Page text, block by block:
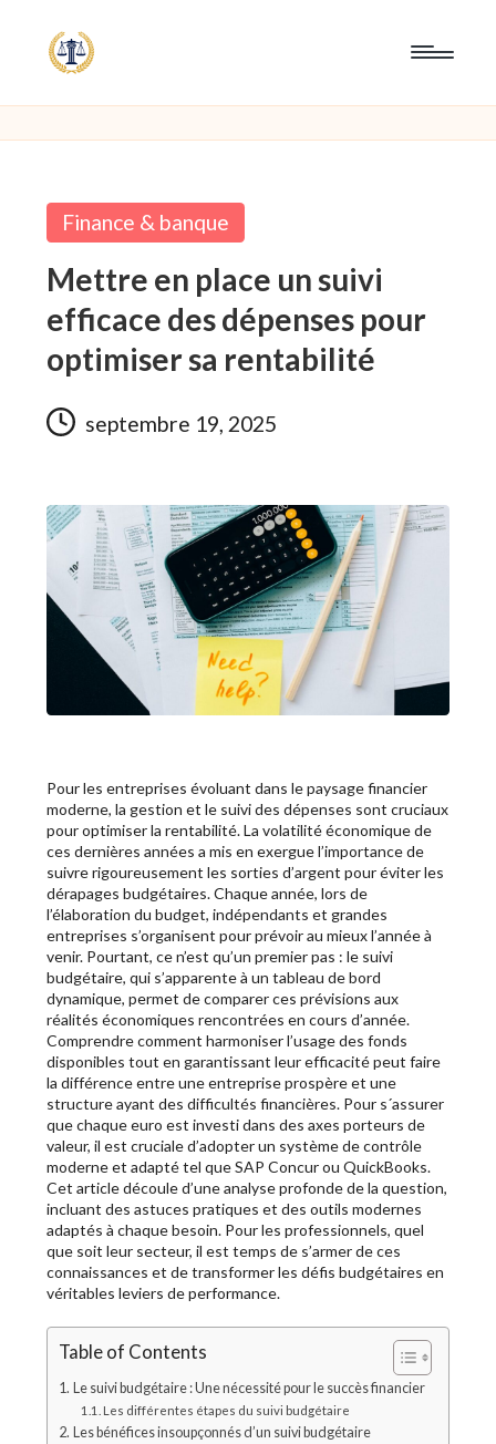
Posted
in
Finance & banque
Mettre en place un suivi
efficace des dépenses pour
optimiser sa rentabilité
septembre 19, 2025
Pour les entreprises évoluant dans le paysage financier
moderne, la gestion et le suivi des dépenses sont cruciaux
pour optimiser la rentabilité. La volatilité économique de
ces dernières années a mis en exergue l’importance de
suivre rigoureusement les sorties d’argent pour éviter les
dérapages budgétaires. Chaque année, lors de
l’élaboration du budget, indépendants et grandes
entreprises s’organisent pour prévoir au mieux l’année à
venir. Pourtant, ce n’est qu’un premier pas : le suivi
budgétaire, qui s’apparente à un tableau de bord
dynamique, permet de comparer ces prévisions aux
réalités économiques rencontrées en cours d’année.
Comprendre comment harmoniser l’usage des fonds
disponibles tout en garantissant leur efficacité peut faire
la différence entre une entreprise prospère et une
structure ayant des difficultés financières. Pour s´assurer
que chaque euro est investi dans des axes porteurs de
valeur, il est cruciale d’adopter un système de contrôle
moderne et adapté tel que SAP Concur ou QuickBooks.
Cet article découle d’une analyse profonde de la question,
incluant des astuces pratiques et des outils modernes
adaptés à chaque besoin. Pour les professionnels, quel
que soit leur secteur, il est temps de s’armer de ces
connaissances et de transformer les défis budgétaires en
véritables leviers de performance.
Table of Contents
Le suivi budgétaire : Une nécessité pour le succès financier
Les différentes étapes du suivi budgétaire
Les bénéfices insoupçonnés d’un suivi budgétaire